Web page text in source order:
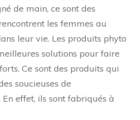
de main, ce sont des
les femmes au
leur vie. Les produits phyto
solutions pour faire
Ce sont des produits qui
soucieuses de
En effet, ils sont fabriqués à